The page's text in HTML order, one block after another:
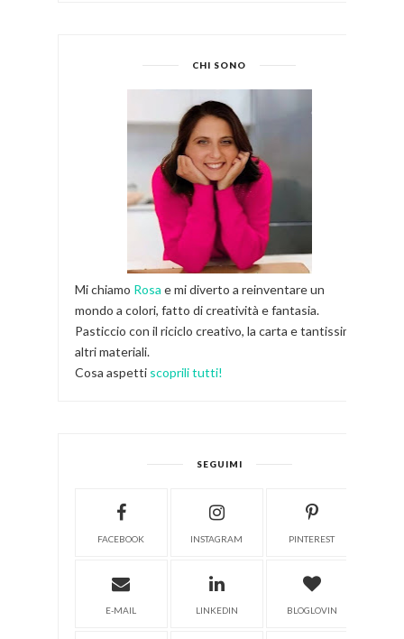
CHI SONO
Mi chiamo Rosa e mi diverto a reinventare un
mondo a colori, fatto di creatività e fantasia.
Pasticcio con il riciclo creativo, la carta e tantissimi
altri materiali.
Cosa aspetti scoprili tutti!
SEGUIMI
FACEBOOK INSTAGRAM PINTEREST
E-MAIL LINKEDIN BLOGLOVIN